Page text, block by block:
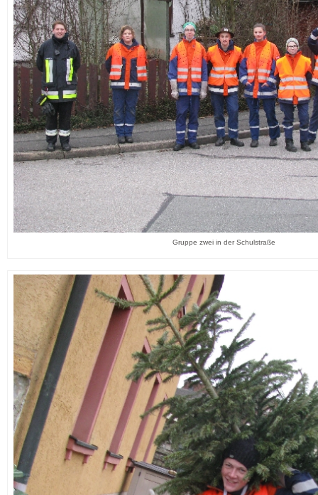
Gruppe zwei in der Schulstraße